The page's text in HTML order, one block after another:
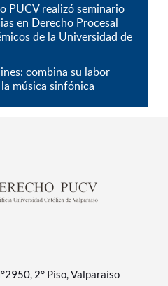
PUCV realizó seminario
en Derecho Procesal
de la Universidad de
combina su labor
música sinfónica
2° Piso, Valparaíso